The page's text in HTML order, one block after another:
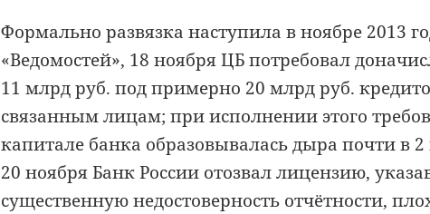
Формально развязка наступила в ноябре 2013
«Ведомостей», 18 ноября ЦБ потребовал
11 млрд руб. под примерно 20 млрд руб.
связанным лицам; при исполнении этого
капитале банка образовывалась дыра почти в
20 ноября Банк России отозвал лицензию,
существенную недостоверность отчётности,